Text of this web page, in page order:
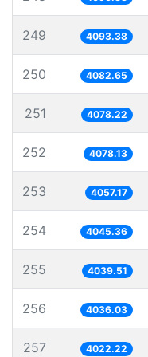
249 4093.38
250 4082.65
251 4078.22
252 4078.13
253 4057.17
254 4045.36
255 4039.51
256 4036.03
257 4022.22